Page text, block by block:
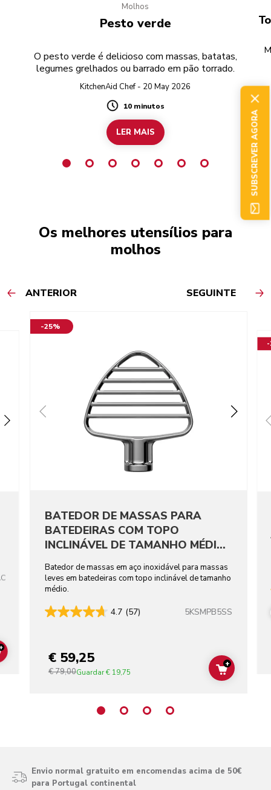
Molhos
Pesto verde
O pesto verde é delicioso com massas, batatas,
legumes grelhados ou barrado em pão torrado.
KitchenAid Chef - 20 May 2026
Duration
10 minutos
LER MAIS
Os melhores utensílios para
molhos
ANTERIOR SEGUINTE
ADD TO CART
-25%
BATEDOR DE MASSAS PARA
BATEDEIRAS COM TOPO
INCLINÁVEL DE TAMANHO MÉDIO
Batedor de massas em aço inoxidável para massas
leves em batedeiras com topo inclinável de tamanho
médio.
4.7 (57) 5KSMPB5SS
€ 59,25
€ 79,00Guardar€ 19,75 ADD TO
+
-
Envio normal gratuito em encomendas acima de 50€
para Portugal continental
SUBSCREVER AGORA